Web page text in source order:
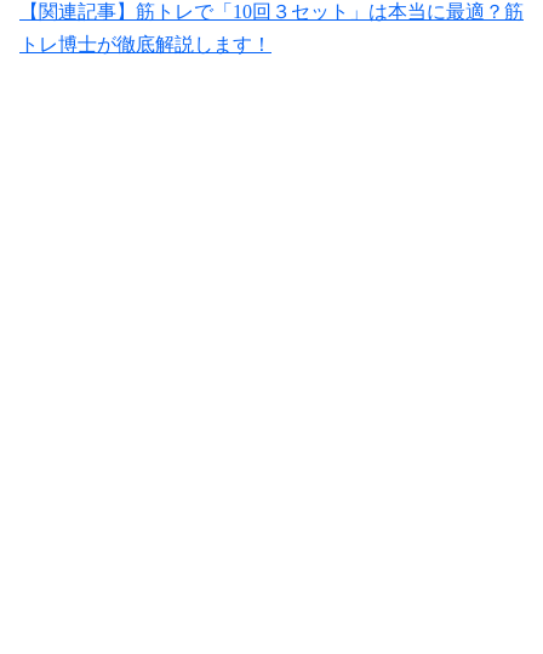
【関連記事】筋トレで「10回３セット」は本当に最適？筋
トレ博士が徹底解説します！